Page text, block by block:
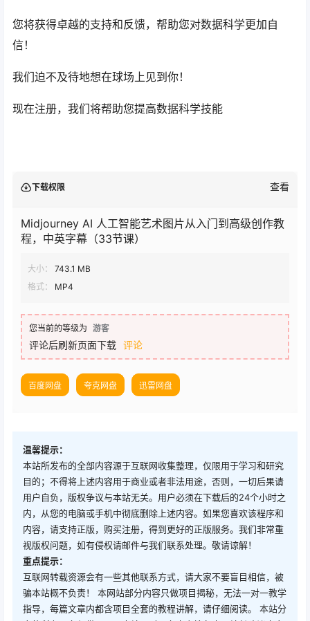
您将获得卓越的支持和反馈，帮助您对数据科学更加自
信！
我们迫不及待地想在球场上见到你！
现在注册，我们将帮助您提高数据科学技能